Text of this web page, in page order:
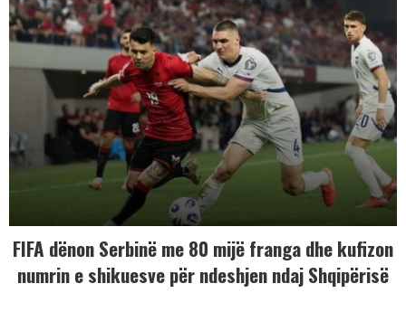
FIFA dënon Serbinë me 80 mijë franga dhe kufizon
numrin e shikuesve për ndeshjen ndaj Shqipërisë